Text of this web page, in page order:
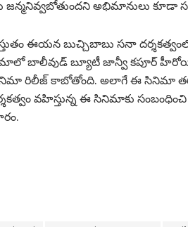
జన్మనివ్వబోతుందని అభిమానులు కూడా
ఈయన బుచ్చిబాబు సనా
బాలీవుడ్ బ్యూటీ జాన్వీ కపూర్
సినిమా రిలీజ్ కాబోతోంది. అలాగే ఈ సినిమా
వహిస్తున్న ఈ సినిమాకు సంబంధించి